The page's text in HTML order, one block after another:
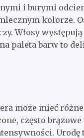
i burymi
kolorze.
Włosy
paleta barw to
może mieć
często
Urodę